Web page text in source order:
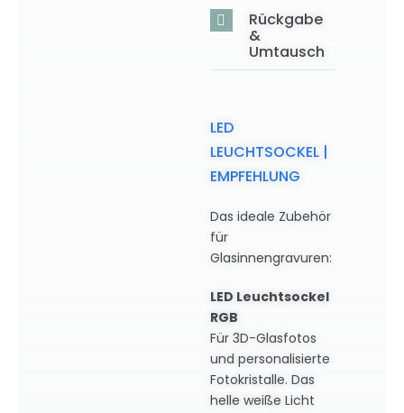
Rückgabe
&
Umtausch
LED
LEUCHTSOCKEL |
EMPFEHLUNG
Das ideale Zubehör
für
Glasinnengravuren:
LED Leuchtsockel
RGB
Für 3D-Glasfotos
und personalisierte
Fotokristalle. Das
helle weiße Licht